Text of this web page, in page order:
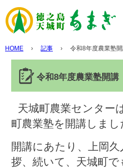
HOME › 記事 › 令和8年度農業塾
令和8年度農業塾開講
天城町農業センター
町農業塾を開講しまし
開講にあたり、上岡
拶、続いて、天城町